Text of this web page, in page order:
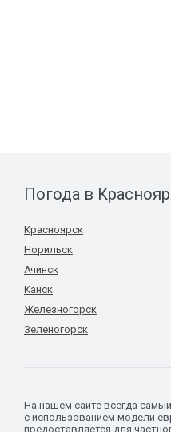
Погода в
Красноярск
Норильск
Ачинск
Канск
Железногорск
Зеленогорск
На нашем сайте всегда
с использованием модели
предоставляется для